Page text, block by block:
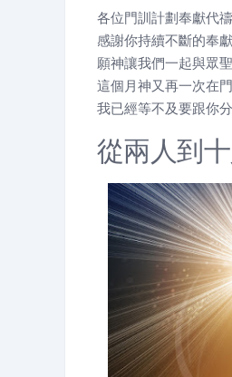
各位門訓計劃奉獻代
感謝你持續不斷的奉
願神讓我們一起與眾
這個月神又再一次在
我已經等不及要跟你
從兩人到